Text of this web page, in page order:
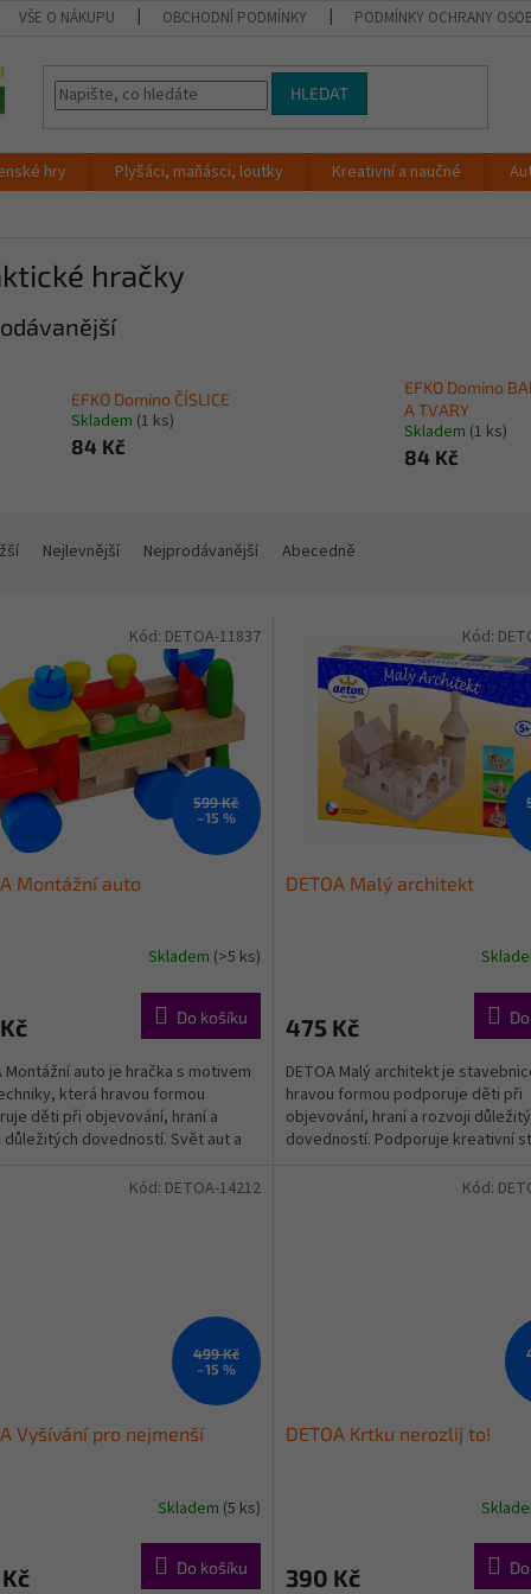
VŠE O NÁKUPU OBCHODNÍ PODMÍNKY PODMÍNKY OCHRANY
HLEDAT
hry Plyšáci, maňásci, loutky Kreativní a naučné
hračky
EFKO Domino ČÍSLICE
Skladem (1 ks)
84 Kč
EFKO Domino
A TVARY
Skladem (1 ks)
84 Kč
Nejlevnější Nejprodávanější Abecedně
599 Kč
–15 %
Montážní auto
Skladem (>5 ks)
Do košíku
Montážní auto je hračka s motivem
která hravou formou
děti při objevování, hraní a
důležitých dovedností. Svět aut a
Kód: DETOA-11837
DETOA Malý architekt
475 Kč
DETOA Malý architekt je
hravou formou podporuje děti při
objevování, hraní a rozvoji
dovedností. Podporuje kreativní
Kód:
499 Kč
–15 %
Vyšívání pro nejmenší
Skladem (5 ks)
Do košíku
Kód: DETOA-14212
DETOA Krtku nerozlij to!
390 Kč
Kód: